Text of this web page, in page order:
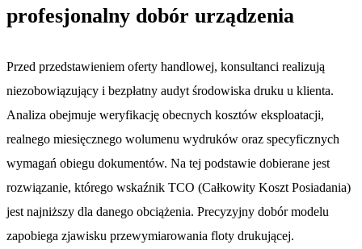
profesjonalny dobór urządzenia
Przed przedstawieniem oferty handlowej, konsultanci realizują
niezobowiązujący i bezpłatny audyt środowiska druku u klienta.
Analiza obejmuje weryfikację obecnych kosztów eksploatacji,
realnego miesięcznego wolumenu wydruków oraz specyficznych
wymagań obiegu dokumentów. Na tej podstawie dobierane jest
rozwiązanie, którego wskaźnik TCO (Całkowity Koszt Posiadania)
jest najniższy dla danego obciążenia. Precyzyjny dobór modelu
zapobiega zjawisku przewymiarowania floty drukującej.